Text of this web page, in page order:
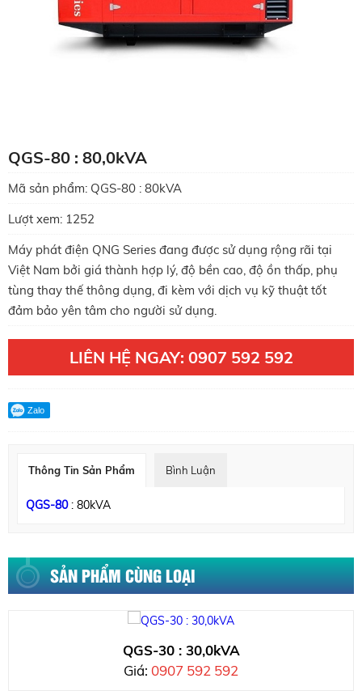
QGS-80 : 80,0kVA
Mã sản phẩm: QGS-80 : 80kVA
Lượt xem: 1252
Máy phát điện QNG Series đang được sử dụng rộng rãi tại
Việt Nam bởi giá thành hợp lý, độ bền cao, độ ồn thấp, phụ
tùng thay thế thông dụng, đi kèm với dịch vụ kỹ thuật tốt
đảm bảo yên tâm cho người sử dụng.
LIÊN HỆ NGAY: 0907 592 592
Zalo
Thông Tin Sản Phẩm Bình Luận
QGS-80: 80kVA
SẢN PHẨM CÙNG LOẠI
QGS-30 : 30,0kVA
Giá: 0907 592 592